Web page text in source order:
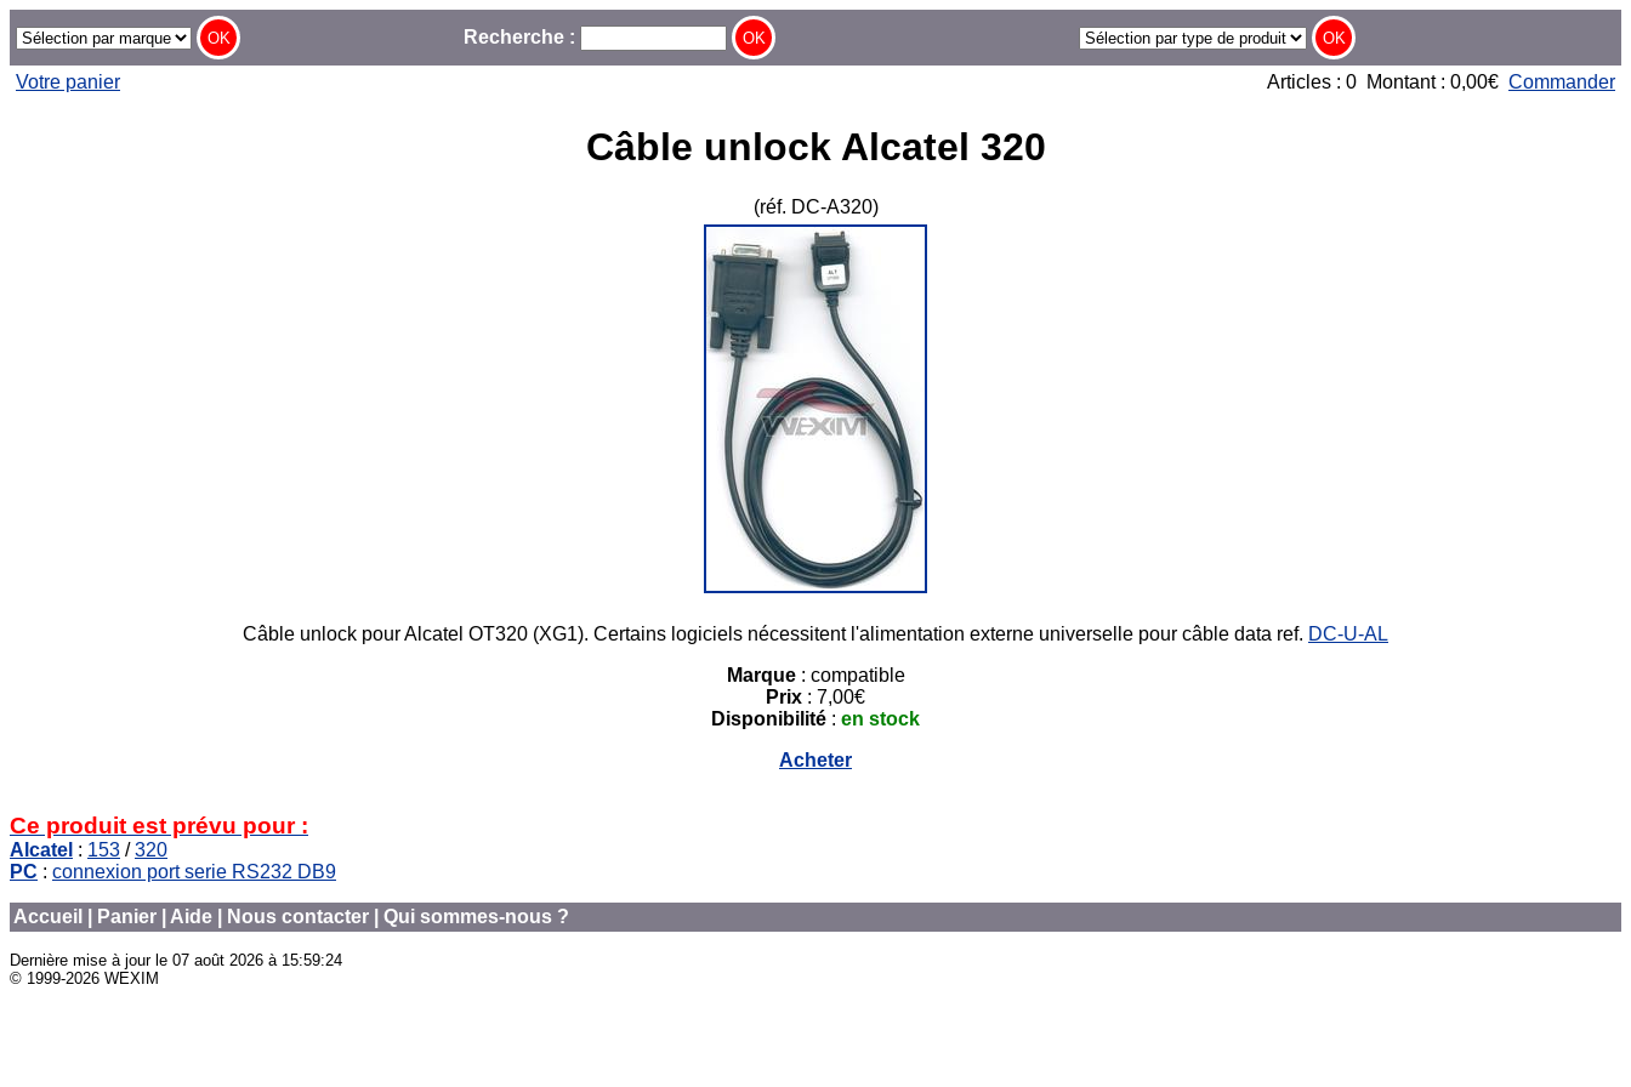
Recherche :
Votre panier Articles : 0 Montant : 0,00€ Commander
Câble unlock Alcatel 320
(réf. DC-A320)
Câble unlock pour Alcatel OT320 (XG1). Certains logiciels nécessitent l'alimentation externe universelle pour câble data ref. DC-U-AL
Marque: compatible
Prix : 7,00€
Disponibilité : en stock
Acheter
Ce produit est prévu pour :
Alcatel : 153 /320
PC : connexion port serie RS232 DB9
Accueil Panier Aide Nous contacter Qui sommes-nous ?
Dernière mise à jour le 07 août 2026 à 15:59:24
© 1999-2026 WEXIM